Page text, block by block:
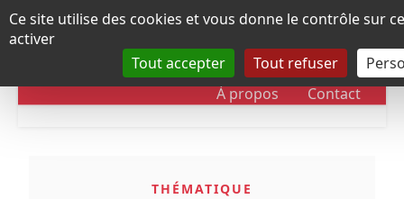
Panneau de gestion des cookies
Ce site utilise des cookies et vous donne le contrôle sur
activer
Tout accepter
Tout refuser
DOSSIERS CHRONOLOGIE
À propos Contact
THÉMATIQUE